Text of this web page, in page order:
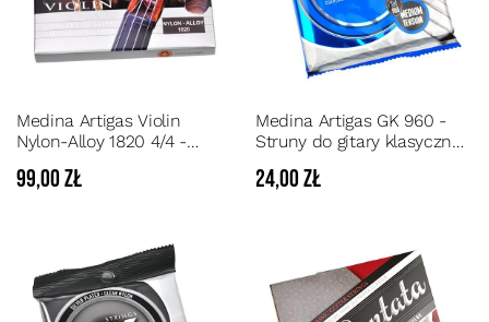
Medina Artigas Violin
Nylon-Alloy 1820 4/4 -
4/4 z syntetycznym
99,00 zł
Medina Artigas GK 960 -
Struny do gitary klasycznej
owijką
24,00 zł